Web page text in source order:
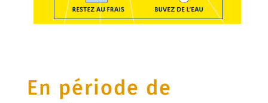
En période de